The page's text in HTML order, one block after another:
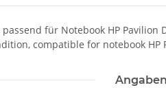
für Notebook HP Pavilion
compatible for notebook HP